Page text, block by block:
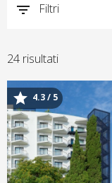
Filtri
24 risultati
Immagine
4.3 / 5